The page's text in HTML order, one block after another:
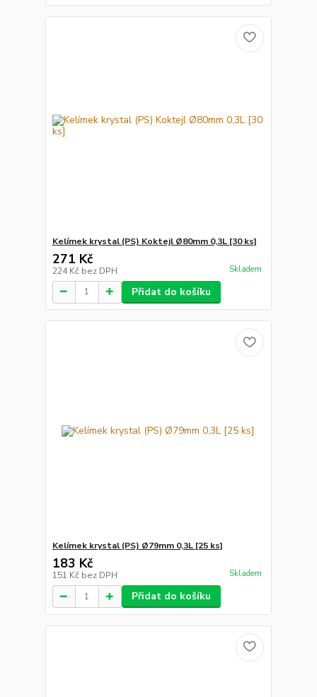
Kelímek krystal (PS) Koktejl Ø80mm 0,3L [30 ks]
271 Kč
224 Kč bez DPH Skladem
Přidat do košíku
Kelímek krystal (PS) Ø79mm 0,3L [25 ks]
183 Kč
151 Kč bez DPH Skladem
Přidat do košíku